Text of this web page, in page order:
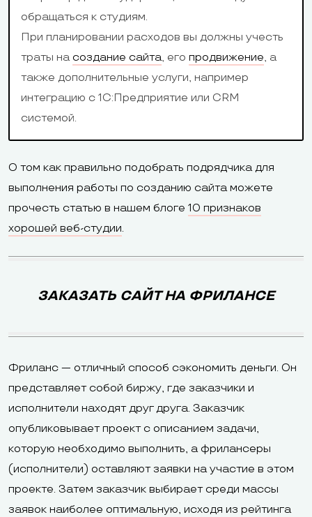
оплаты
American
Express, Diners
Club
PayPal, со
мобильного,
ДеньгиOnline
Blogger, Google
Календарь,
SoundCloud,
eBay, MyTshirt,
Ecwid, Site
Booster,
DropBox Gallery,
«1C:
обращаться к студиям.
При планировании расходов вы должны учесть
траты на создание сайта, его продвижение, а
также дополнительные услуги, например
интеграцию с 1С:Предприятие или CRM
системой.
О том как правильно подобрать подрядчика для
выполнения работы по созданию сайта можете
прочесть статью в нашем блоге 10 признаков
хорошей веб-студии.
ЗАКАЗАТЬ САЙТ НА ФРИЛАНСЕ
Фриланс — отличный способ сэкономить деньги. Он
представляет собой биржу, где заказчики и
исполнители находят друг друга. Заказчик
опубликовывает проект с описанием задачи,
которую необходимо выполнить, а фрилансеры
(исполнители) оставляют заявки на участие в этом
проекте. Затем заказчик выбирает среди массы
заявок наиболее оптимальную, исходя из рейтинга